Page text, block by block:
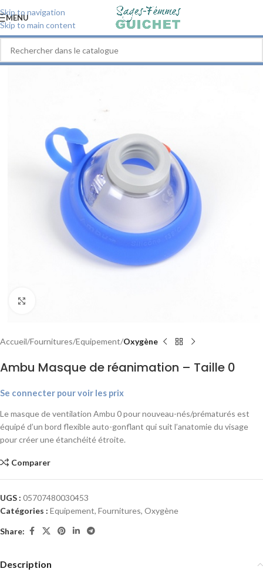
Skip to navigation
Skip to main content
MENU
Accueil Fournitures Equipement Oxygène
Ambu Masque de réanimation – Taille 0
Se connecter pour voir les prix
Le masque de ventilation Ambu 0 pour nouveau-nés/prématurés est
équipé d’un bord flexible auto-gonflant qui suit l’anatomie du visage
pour créer une étanchéité étroite.
Comparer
UGS : 05707480030453
Catégories : Equipement, Fournitures, Oxygène
Share:
Description